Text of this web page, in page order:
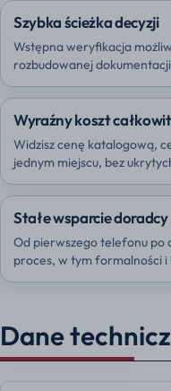
Szybka ścieżka decyzji
Wstępna weryfikacja
rozbudowanej
Wyraźny koszt
Widzisz cenę katalogową,
jednym miejscu, bez
Stałe wsparcie doradcy
Od pierwszego telefonu po
proces, w tym formalności
Dane